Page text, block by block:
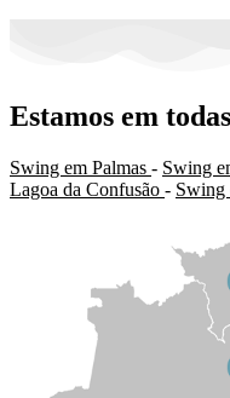
Estamos em
Swing em Palmas - Swing
Lagoa da Confusão - Swing